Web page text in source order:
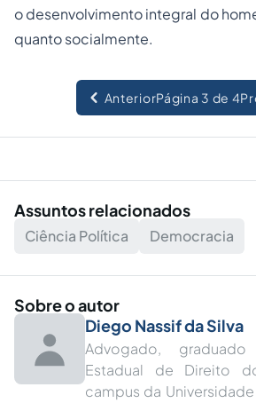
o desenvolvimento integral do
quanto socialmente.
AnteriorPágina 3 de 4
Assuntos relacionados
Ciência Política Democracia
Sobre o autor
Diego Nassif da Silva
Advogado,
Estadual de Direito
campus da